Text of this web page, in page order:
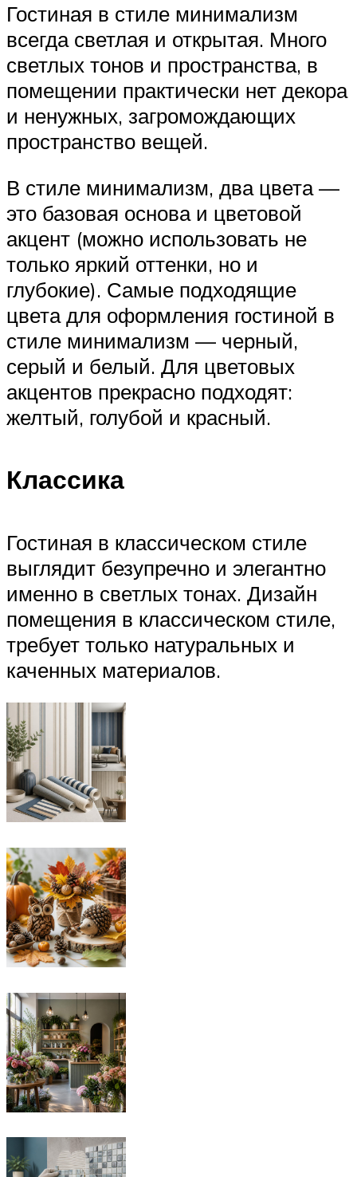
Гостиная в стиле минимализм
всегда светлая и открытая. Много
светлых тонов и пространства, в
помещении практически нет декора
и ненужных, загромождающих
пространство вещей.
В стиле минимализм, два цвета —
это базовая основа и цветовой
акцент (можно использовать не
только яркий оттенки, но и
глубокие). Самые подходящие
цвета для оформления гостиной в
стиле минимализм — черный,
серый и белый. Для цветовых
акцентов прекрасно подходят:
желтый, голубой и красный.
Классика
Гостиная в классическом стиле
выглядит безупречно и элегантно
именно в светлых тонах. Дизайн
помещения в классическом стиле,
требует только натуральных и
каченных материалов.